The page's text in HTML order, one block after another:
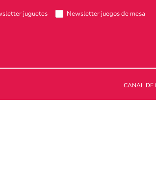
juguetes Newsletter juegos de mesa
CANAL DE